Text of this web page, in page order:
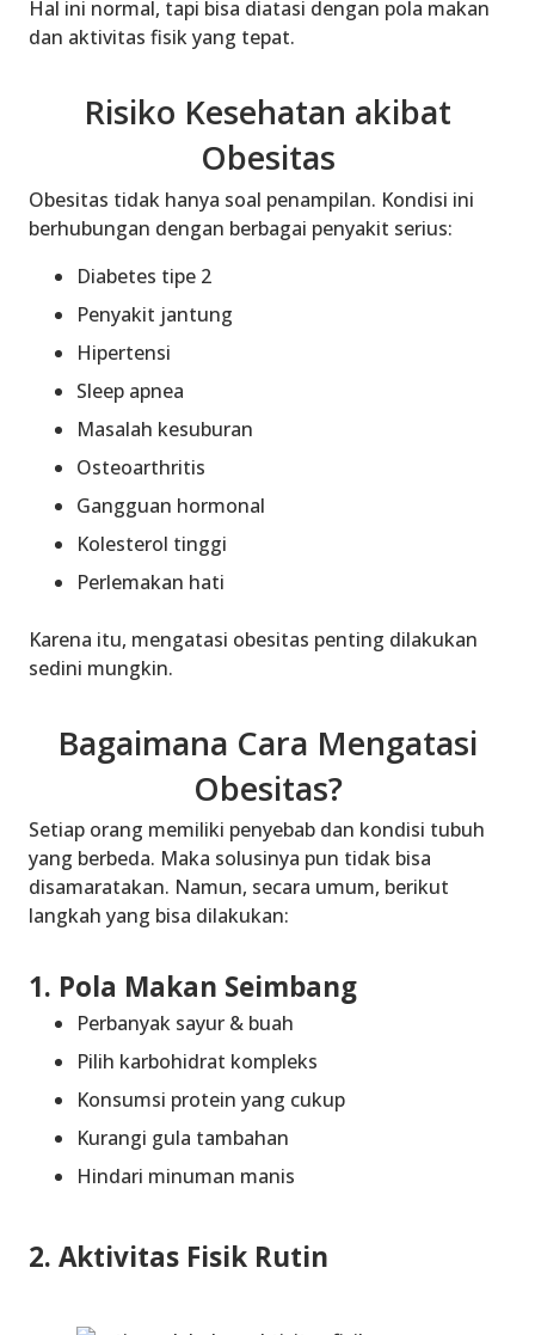
Hal ini normal, tapi bisa diatasi dengan pola makan
dan aktivitas fisik yang tepat.
Risiko Kesehatan akibat
Obesitas
Obesitas tidak hanya soal penampilan. Kondisi ini
berhubungan dengan berbagai penyakit serius:
Diabetes tipe 2
Penyakit jantung
Hipertensi
Sleep apnea
Masalah kesuburan
Osteoarthritis
Gangguan hormonal
Kolesterol tinggi
Perlemakan hati
Karena itu, mengatasi obesitas penting dilakukan
sedini mungkin.
Bagaimana Cara Mengatasi
Obesitas?
Setiap orang memiliki penyebab dan kondisi tubuh
yang berbeda. Maka solusinya pun tidak bisa
disamaratakan. Namun, secara umum, berikut
langkah yang bisa dilakukan:
1. Pola Makan Seimbang
Perbanyak sayur & buah
Pilih karbohidrat kompleks
Konsumsi protein yang cukup
Kurangi gula tambahan
Hindari minuman manis
2. Aktivitas Fisik Rutin